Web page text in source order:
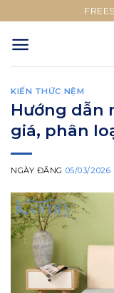
to
content
KIẾN THỨC NỆM
Hướng dẫn
giá, phân
NGÀY ĐĂNG 05/03/2026